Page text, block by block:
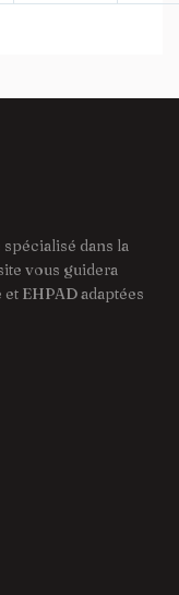
dans la
vous guidera
EHPAD adaptées